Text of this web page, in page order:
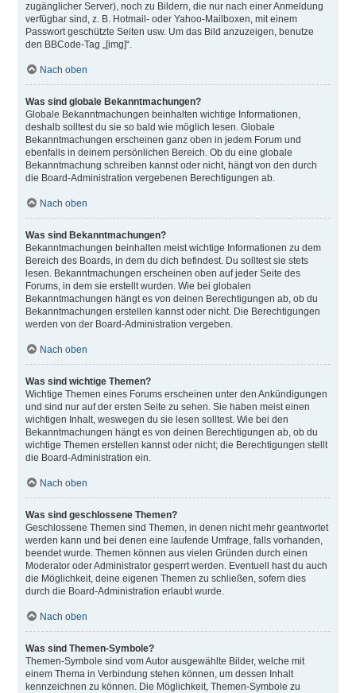
zugänglicher Server), noch zu Bildern, die nur nach einer Anmeldung
verfügbar sind, z. B. Hotmail- oder Yahoo-Mailboxen, mit einem
Passwort geschützte Seiten usw. Um das Bild anzuzeigen, benutze
den BBCode-Tag „[img]“.
Nach oben
Was sind globale Bekanntmachungen?
Globale Bekanntmachungen beinhalten wichtige Informationen,
deshalb solltest du sie so bald wie möglich lesen. Globale
Bekanntmachungen erscheinen ganz oben in jedem Forum und
ebenfalls in deinem persönlichen Bereich. Ob du eine globale
Bekanntmachung schreiben kannst oder nicht, hängt von den durch
die Board-Administration vergebenen Berechtigungen ab.
Nach oben
Was sind Bekanntmachungen?
Bekanntmachungen beinhalten meist wichtige Informationen zu dem
Bereich des Boards, in dem du dich befindest. Du solltest sie stets
lesen. Bekanntmachungen erscheinen oben auf jeder Seite des
Forums, in dem sie erstellt wurden. Wie bei globalen
Bekanntmachungen hängt es von deinen Berechtigungen ab, ob du
Bekanntmachungen erstellen kannst oder nicht. Die Berechtigungen
werden von der Board-Administration vergeben.
Nach oben
Was sind wichtige Themen?
Wichtige Themen eines Forums erscheinen unter den Ankündigungen
und sind nur auf der ersten Seite zu sehen. Sie haben meist einen
wichtigen Inhalt, weswegen du sie lesen solltest. Wie bei den
Bekanntmachungen hängt es von deinen Berechtigungen ab, ob du
wichtige Themen erstellen kannst oder nicht; die Berechtigungen stellt
die Board-Administration ein.
Nach oben
Was sind geschlossene Themen?
Geschlossene Themen sind Themen, in denen nicht mehr geantwortet
werden kann und bei denen eine laufende Umfrage, falls vorhanden,
beendet wurde. Themen können aus vielen Gründen durch einen
Moderator oder Administrator gesperrt werden. Eventuell hast du auch
die Möglichkeit, deine eigenen Themen zu schließen, sofern dies
durch die Board-Administration erlaubt wurde.
Nach oben
Was sind Themen-Symbole?
Themen-Symbole sind vom Autor ausgewählte Bilder, welche mit
einem Thema in Verbindung stehen können, um dessen Inhalt
kennzeichnen zu können. Die Möglichkeit, Themen-Symbole zu